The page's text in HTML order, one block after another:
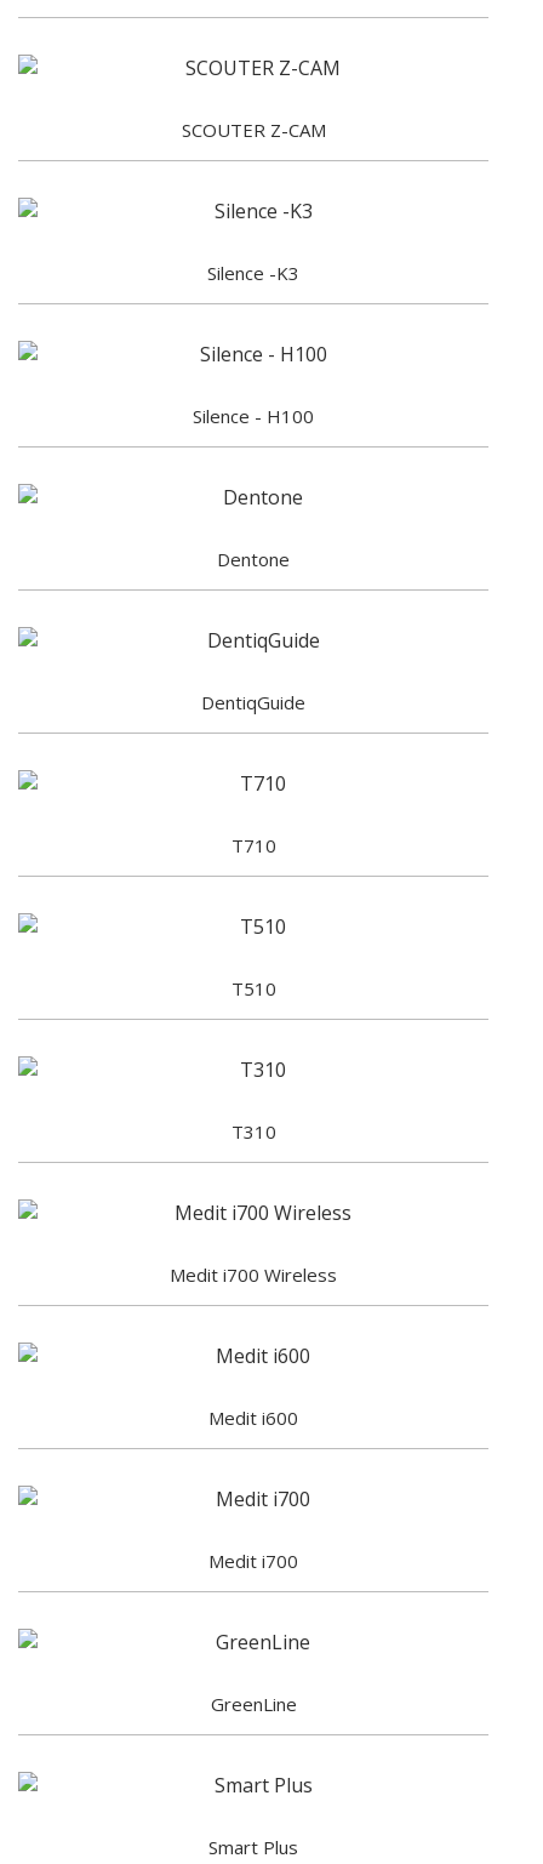
SCOUTER Z-CAM
Silence -K3
Silence - H100
Dentone
DentiqGuide
T710
T510
T310
Medit i700 Wireless
Medit i600
Medit i700
GreenLine
Smart Plus